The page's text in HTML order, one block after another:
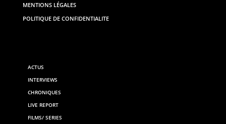
MENTIONS LÉGALES
POLITIQUE DE CONFIDENTIALITE
ACTUS
INTERVIEWS
CHRONIQUES
LIVE REPORT
FILMS/ SERIES